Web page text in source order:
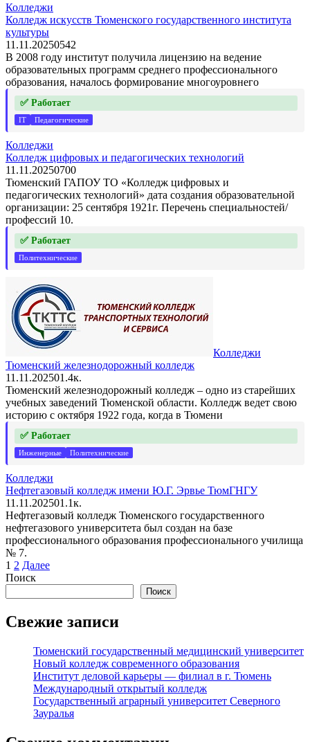
Колледжи
Колледж искусств Тюменского государственного института
культуры
11.11.20250542
В 2008 году институт получила лицензию на ведение
образовательных программ среднего профессионального
образования, началось формирование многоуровнего
✅ Работает
IT Педагогические
Колледжи
Колледж цифровых и педагогических технологий
11.11.20250700
Тюменский ГАПОУ ТО «Колледж цифровых и
педагогических технологий» дата создания образовательной
организации: 25 сентября 1921г. Перечень специальностей/
профессий 10.
✅ Работает
Политехнические
Колледжи
Тюменский железнодорожный колледж
11.11.202501.4к.
Тюменский железнодорожный колледж – одно из старейших
учебных заведений Тюменской области. Колледж ведет свою
историю с октября 1922 года, когда в Тюмени
✅ Работает
Инженерные Политехнические
Колледжи
Нефтегазовый колледж имени Ю.Г. Эрвье ТюмГНГУ
11.11.202501.1к.
Нефтегазовый колледж Тюменского государственного
нефтегазового университета был создан на базе
профессионального образования профессионального училища
№ 7.
Пагинация
записей
1 2 Далее
Поиск
Поиск
Свежие записи
Тюменский государственный медицинский университет
Новый колледж современного образования
Институт деловой карьеры — филиал в г. Тюмень
Международный открытый колледж
Государственный аграрный университет Северного
Зауралья